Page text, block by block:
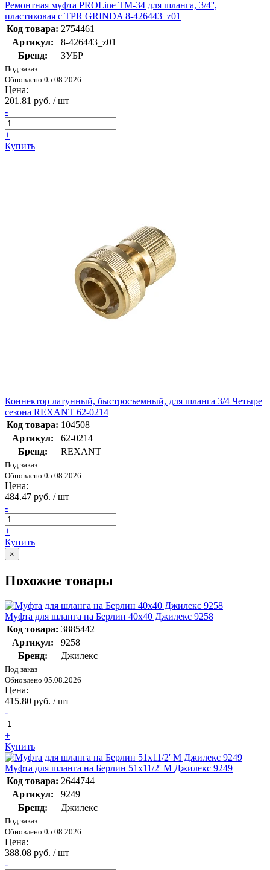
Ремонтная муфта PROLine TM-34 для шланга, 3/4'',
пластиковая с TPR GRINDA 8-426443_z01
Код товара: 2754461
Артикул:
8-426443_z01
Бренд:
ЗУБР
Под заказ
Обновлено 05.08.2026
Цена:
201.81 руб. / шт
-
+
Купить
Коннектор латунный, быстросъемный, для шланга 3/4 Четыре
сезона REXANT 62-0214
Код товара: 104508
Артикул:
62-0214
Бренд:
REXANT
Под заказ
Обновлено 05.08.2026
Цена:
484.47 руб. / шт
-
+
Купить
×
Похожие товары
Муфта для шланга на Берлин 40х40 Джилекс 9258
Код товара: 3885442
Артикул:
9258
Бренд:
Джилекс
Под заказ
Обновлено 05.08.2026
Цена:
415.80 руб. / шт
-
+
Купить
Муфта для шланга на Берлин 51х11/2' М Джилекс 9249
Код товара: 2644744
Артикул:
9249
Бренд:
Джилекс
Под заказ
Обновлено 05.08.2026
Цена:
388.08 руб. / шт
-